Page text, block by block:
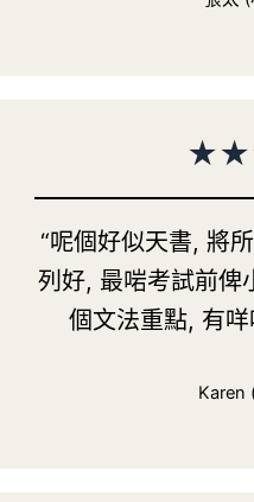
★★
“呢個好似天書, 將
列好, 最啱考試前俾
個文法重點, 有
Karen